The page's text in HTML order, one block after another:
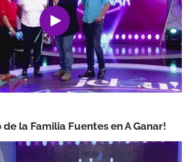
de la Familia Fuentes en A Ganar!